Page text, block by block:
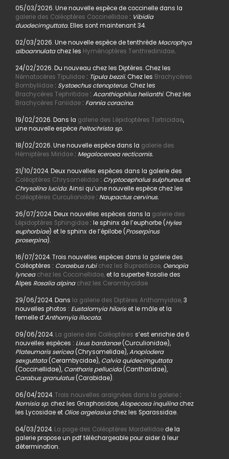
05/03/2026. Une nouvelle espèce de coccinelle dans la
galerie des Coléoptères Coccinellidae: Vibidia
duodecimguttata.Elles sont maintenant 34.
02/03/2026. Une nouvelle espèce de tenthrède Macrophya
alboannulatachez les Hyménoptères Tenthredinidae.
24/02/2026. Du nouveau chez les Diptères. Chez les
Nématocères Tipulidae: Tipula bezzii. Chez les Brachycères
Bombyliidae: Systoechus ctenopterus. Chez les
Brachycères Tephritidae: Acanthiophilus helianthi. Chez les
Brachycères Faniidae: Fannia coracina.
19/02/2026. Dans la galerie des Lépidoptères Tortricidae,
une nouvelle espèce Peltochrista sp.
18/02/2026. Une nouvelle espèce dans la galerie des
Hémiptères Miridae: Megaloceroea recticornis.
21/10/2024. Deux nouvelles espèces dans la galerie des
Coléoptères Chrysomelidae: Cryptocephalus sulphureuset
Chrysolina lucida. Ainsi qu’une nouvelle espèce chez les
Coléoptères Curculionidae : Naupactus cervinus.
26/07/2024. Deux nouvelles espèces dans la galerie des
Lépidoptères Sphingidae: le sphinx de l’euphorbe (Hyles
euphorbiae) et le sphinx de l’épilobe (Proserpinus
proserpina).
16/07/2024. Trois nouvelles espèces dans la galerie des
Coléoptères : Coraebus rubi chez les Buprestidae, Oenopia
lyncea chez les Coccinellidae,et la superbe Rosalie des
Alpes Rosalia alpina chez les Cerambycidae.
29/06/2024. Dans la galerie des Diptères Anthomyidae,3
nouvelles photos : Eustalomyia hilariset le mâle et la
femelle d’Anthomyia illocata.
09/06/2024.La galerie des Coléoptères s’est enrichie de 6
nouvelles espèces : Lixus bardanae(Curculionidae),
Plateumaris sericea(Chrysomelidae),Anoplodera
sexguttata(Cerambycidae), Calvia quidecimguttata
(Coccinellidae), Cantharis pellucida(Cantharidae),
Carabus granulatus(Carabidae).
06/04/2024.Trois nouvelles araignées dans la galerie:
Nomisia sp. chez les Gnaphosidae,Alopecosa inquilinachez
les Lycosidae et Olios argelasiuschez les Sparassidae.
04/03/2024. La page des Coléoptères Mordellidaede la
galerie propose un pdf téléchargeable pour aider à leur
détermination.